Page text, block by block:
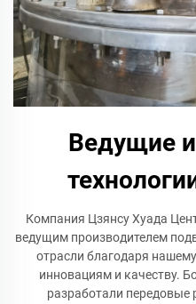
Ведущие
Компания Цзянсу Хуада
ведущим производителем
отрасли благодаря
инновациям и качеству.
разработали передовые